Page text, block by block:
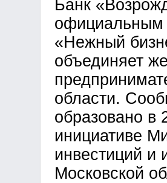
Банк
официальным
«Нежный
объединяет
области.
образовано в
инициативе
инвестиций и
Московской